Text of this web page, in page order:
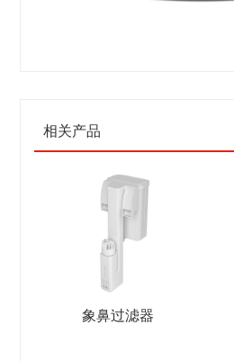
相关产品
象鼻过滤器